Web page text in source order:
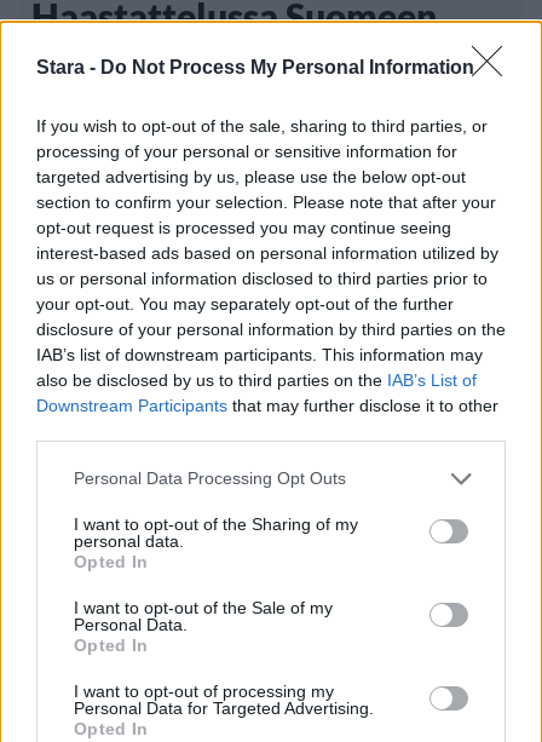
Stara - Do Not Process My Personal Information
If you wish to opt-out of the sale, sharing to third parties, or
processing of your personal or sensitive information for
targeted advertising by us, please use the below opt-out
section to confirm your selection. Please note that after your
opt-out request is processed you may continue seeing
interest-based ads based on personal information utilized by
us or personal information disclosed to third parties prior to
your opt-out. You may separately opt-out of the further
disclosure of your personal information by third parties on the
IAB’s list of downstream participants. This information may
also be disclosed by us to third parties on the IAB’s List of
Downstream Participants that may further disclose it to other
Personal Data Processing Opt Outs
I want to opt-out of the Sharing of my
personal data.
Opted In
I want to opt-out of the Sale of my
Personal Data.
Opted In
I want to opt-out of processing my
Personal Data for Targeted Advertising.
Opted In
Haastattelussa Suomeen
saapuva Clannad
Vuonna 1970 Irlannin Donegalissa perustettu
Clannad on yksi maansa kansainvälisesti
Info
Tietoa meistä
Mediatiedot
Yhteistyössä
Kesä!
Päivän Lehti
Lifestyle
Matkailu
Koti & Asuminen
Viihdeuutiset
Digi
Pelit